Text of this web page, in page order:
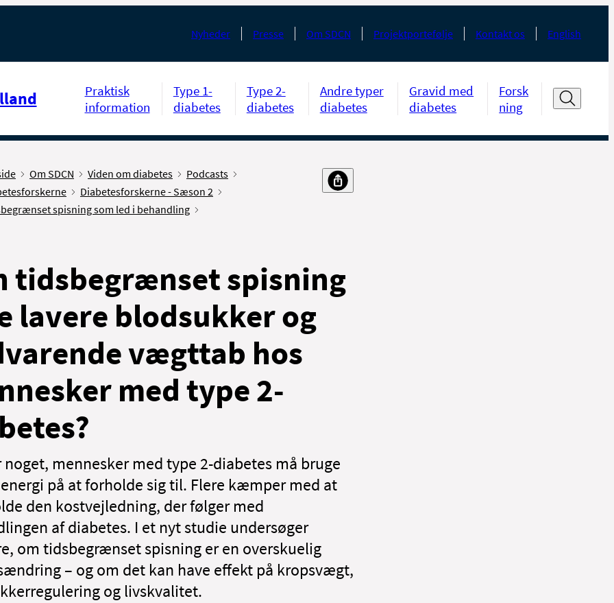
Nyheder Presse Om SDCN Projektportefølje Kontakt os English
Praktisk
information
Type 1-
diabetes
Type 2-
diabetes
Andre typer
diabetes
Gravid med
diabetes
Forsk
ning
Om SDCN Viden om diabetes
Podcasts
Diabetesforskerne - Sæson 2
spisning som led i behandling
tidsbegrænset spisning
lavere blodsukker og
vægttab hos
med type 2-
noget, mennesker med type 2-diabetes må bruge
på at forholde sig til. Flere kæmper med at
den kostvejledning, der følger med
af diabetes. I et nyt studie undersøger
om tidsbegrænset spisning er en overskuelig
– og om det kan have effekt på kropsvægt,
og livskvalitet.